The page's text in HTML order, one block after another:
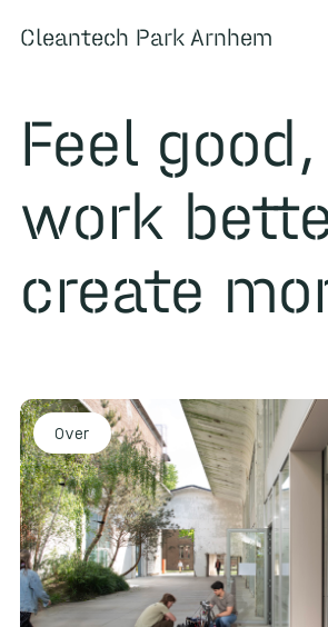
Cleantech Park Arnhem
​Feel good,
work
create
Over
Cleantech Park Arnhem
Over
Ecosysteem
Contact